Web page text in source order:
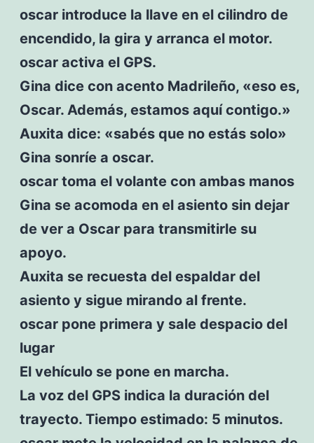
oscar introduce la llave en el cilindro de
encendido, la gira y arranca el motor.
oscar activa el GPS.
Gina dice con acento Madrileño, «eso es,
Oscar. Además, estamos aquí contigo.»
Auxita dice: «sabés que no estás solo»
Gina sonríe a oscar.
oscar toma el volante con ambas manos
Gina se acomoda en el asiento sin dejar
de ver a Oscar para transmitirle su
apoyo.
Auxita se recuesta del espaldar del
asiento y sigue mirando al frente.
oscar pone primera y sale despacio del
lugar
El vehículo se pone en marcha.
La voz del GPS indica la duración del
trayecto. Tiempo estimado: 5 minutos.